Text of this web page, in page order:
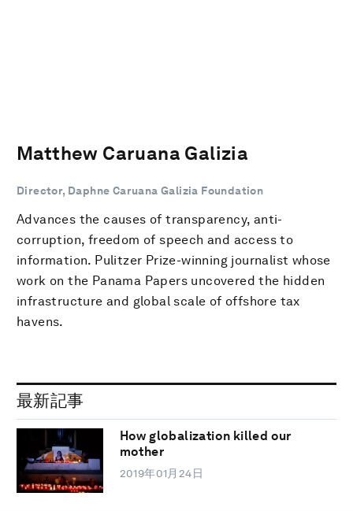
Matthew Caruana Galizia
Director, Daphne Caruana Galizia Foundation
Advances the causes of transparency, anti-
corruption, freedom of speech and access to
information. Pulitzer Prize-winning journalist whose
work on the Panama Papers uncovered the hidden
infrastructure and global scale of offshore tax
havens.
最新記事
How globalization killed our
mother
2019年01月24日